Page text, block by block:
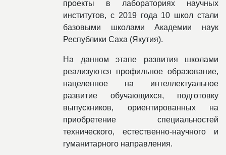
проекты в лабораториях научных
институтов, с 2019 года 10 школ стали
базовыми школами Академии наук
Республики Саха (Якутия).
На данном этапе развития школами
реализуются профильное образование,
нацеленное на интеллектуальное
развитие обучающихся, подготовку
выпускников, ориентированных на
приобретение специальностей
технического, естественно-научного и
гуманитарного направления.